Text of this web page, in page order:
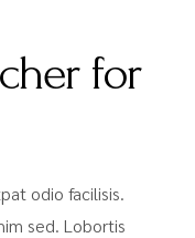
for
odio facilisis.
sed. Lobortis